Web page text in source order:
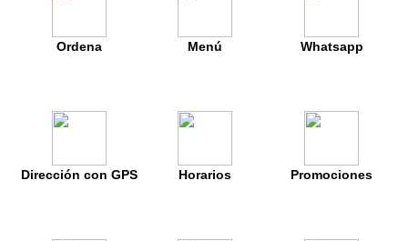
Ordena Menú Whatsapp
Dirección con GPS Horarios Promociones